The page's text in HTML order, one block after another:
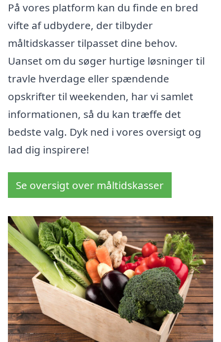
På vores platform kan du finde en bred
vifte af udbydere, der tilbyder
måltidskasser tilpasset dine behov.
Uanset om du søger hurtige løsninger til
travle hverdage eller spændende
opskrifter til weekenden, har vi samlet
informationen, så du kan træffe det
bedste valg. Dyk ned i vores oversigt og
lad dig inspirere!
Se oversigt over måltidskasser